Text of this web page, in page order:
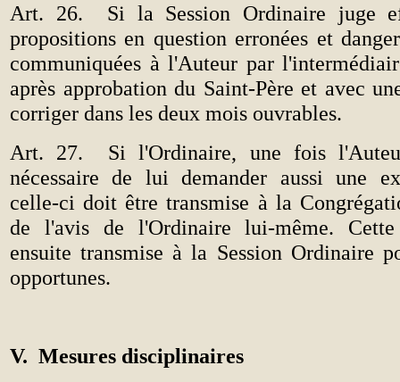
Art. 26.
Si la Session Ordinaire juge
propositions en question erronées et
communiquées à l'Auteur par
après approbation du Saint-Père et avec
corriger dans les deux mois ouvrables.
Art. 27.
Si l'Ordinaire, une fois
nécessaire de lui demander aussi une
celle-ci doit être transmise à la
de l'avis de l'Ordinaire lui-même.
ensuite transmise à la Session Ordinaire
opportunes.
V. Mesures disciplinaires